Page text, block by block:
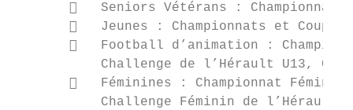
   Seniors Vétérans : Championnat
   Jeunes : Championnats et
   Football d’animation :
Challenge de l’Hérault U13,
   Féminines : Championnat
           Challenge Féminin de l’Hérault.